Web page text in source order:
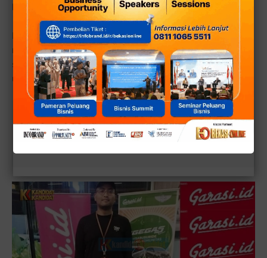
layanan kepada komunitas otomotif.
Digelar diBengkel BOSTambun, kegiatan ini juga
menjadi momentum bagiGarasi.idmenghadirkan promo
spesial Ramadan bagi peserta kopdar dan masyarakat
umum.
Baca juga:Kolab dengan Bengkel BOS & Garasi.id
Kopdar Pengguna Sigra dan Calya Kali Ini Spesial